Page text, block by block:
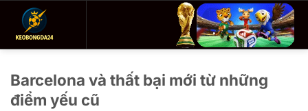
Barcelona và thất bại mới từ những
điểm yếu cũ